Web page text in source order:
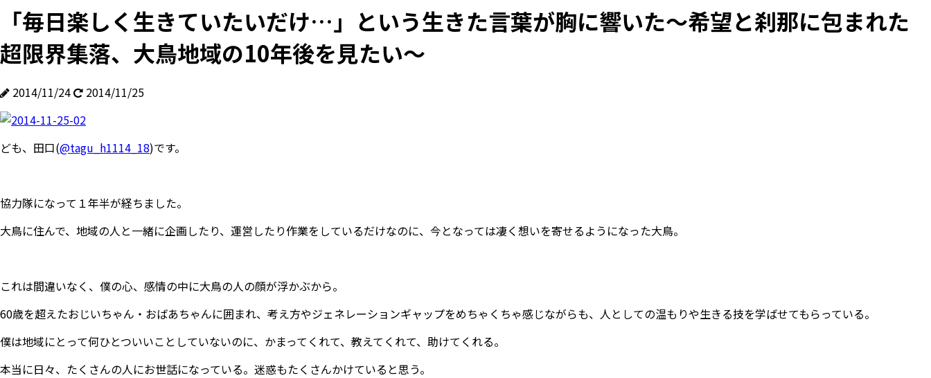
「毎日楽しく生きていたいだけ…」という生きた言葉が胸に響いた～希望と刹那に包まれた
超限界集落、大鳥地域の10年後を見たい～
2014/11/24 2014/11/25
ども、田口(@tagu_h1114_18)です。
協力隊になって１年半が経ちました。
大鳥に住んで、地域の人と一緒に企画したり、運営したり作業をしているだけなのに、今となっては凄く想いを寄せるようになった大鳥。
これは間違いなく、僕の心、感情の中に大鳥の人の顔が浮かぶから。
60歳を超えたおじいちゃん・おばあちゃんに囲まれ、考え方やジェネレーションギャップをめちゃくちゃ感じながらも、人としての温もりや生きる技を学ばせてもらっている。
僕は地域にとって何ひとついいことしていないのに、かまってくれて、教えてくれて、助けてくれる。
本当に日々、たくさんの人にお世話になっている。迷惑もたくさんかけていると思う。